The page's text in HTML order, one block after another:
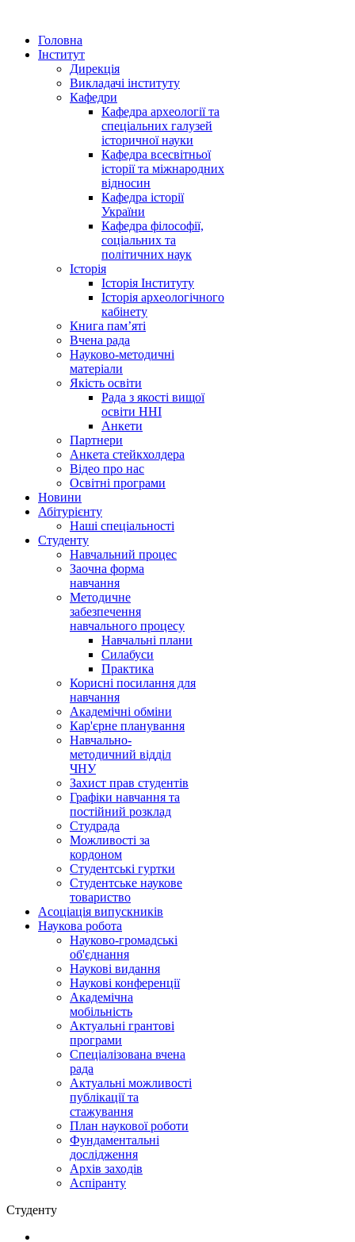
Головна
Інститут
Дирекція
Викладачі інституту
Кафедри
Кафедра археології та
спеціальних галузей
історичної науки
Кафедра всесвітньої
історії та міжнародних
відносин
Кафедра історії
України
Кафедра філософії,
соціальних та
політичних наук
Історія
Історія Інституту
Історія археологічного
кабінету
Книга памʼяті
Вчена рада
Науково-методичні
матеріали
Якість освіти
Рада з якості вищої
освіти ННІ
Анкети
Партнери
Анкета стейкхолдера
Відео про нас
Освітні програми
Hовини
Абітурієнту
Наші спеціальності
Студенту
Навчальний процес
Заочна форма
навчання
Методичне
забезпечення
навчального процесу
Навчальні плани
Силабуси
Практика
Корисні посилання для
навчання
Академічні обміни
Кар'єрне планування
Навчально-
методичний відділ
ЧНУ
Захист прав студентів
Графіки навчання та
постійний розклад
Студрада
Можливості за
кордоном
Студентські гуртки
Студентське наукове
товариство
Асоціація випускників
Наукова робота
Науково-громадські
об'єднання
Наукові видання
Наукові конференції
Академічна
мобільність
Актуальні грантові
програми
Спеціалізована вчена
рада
Актуальні можливості
публікації та
стажування
План наукової роботи
Фундаментальні
дослідження
Архів заходів
Аспіранту
Студенту